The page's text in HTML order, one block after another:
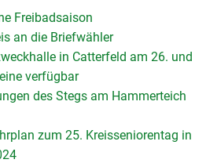
Freibadsaison
an die Briefwähler
in Catterfeld am 26. und
verfügbar
des Stegs am Hammerteich
zum 25. Kreisseniorentag in